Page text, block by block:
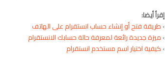
إقرأ أيضا:
›طريقة فتح أو إنشاء حساب انستقرام على الهاتف
›ميزة جديدة رائعة لمعرفة حالة حسابك الانستقرام
›كيفية اختيار اسم مستخدم انستقرام